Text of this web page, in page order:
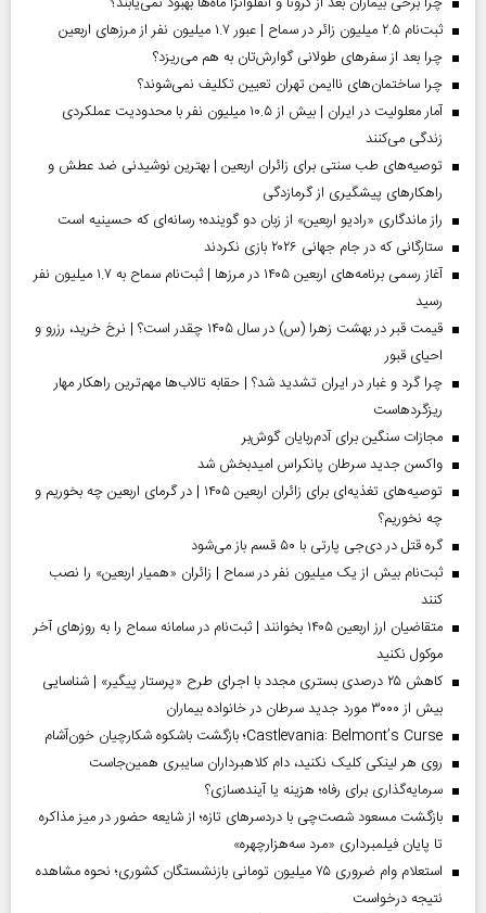
ثبت‌نام ۲.۵ میلیون زائر در سماح | عبور ۱.۷ میلیون نفر از مرز‌های اربعین
چرا بعد از سفرهای طولانی گوارش‌تان به هم می‌ریزد؟
چرا ساختمان‌های ناایمن تهران تعیین تکلیف نمی‌شوند؟
آمار معلولیت در ایران | بیش از ۱۰.۵ میلیون نفر با محدودیت عملکردی
زندگی می‌کنند
توصیه‌های طب سنتی برای زائران اربعین | بهترین نوشیدنی ضد عطش و
راهکارهای پیشگیری از گرمازدگی
راز ماندگاری «رادیو اربعین» از زبان دو گوینده؛ رسانه‌ای که حسینیه است
ستارگانی که در جام جهانی ۲۰۲۶ بازی نکردند
آغاز رسمی برنامه‌های اربعین ۱۴۰۵ در مرز‌ها | ثبت‌نام سماح به ۱.۷ میلیون نفر
رسید
قیمت قبر در بهشت زهرا (س) در سال ۱۴۰۵ چقدر است؟ | نرخ خرید، رزرو و
احیای قبور
چرا گرد و غبار در ایران تشدید شد؟ | حقابه تالاب‌ها مهم‌ترین راهکار مهار
ریزگردهاست
مجازات سنگین برای آدم‌ربایان گوش‌بر
واکسن جدید سرطان پانکراس امیدبخش شد
توصیه‌های تغذیه‌ای برای زائران اربعین ۱۴۰۵ | در گرمای اربعین چه بخوریم و
چه نخوریم؟
گره قتل در دی‌جی پارتی با ۵۰ قسم باز می‌شود
ثبت‌نام بیش از یک میلیون نفر در سماح | زائران «همیار اربعین» را نصب
کنند
متقاضیان ارز اربعین ۱۴۰۵ بخوانند | ثبت‌نام در سامانه سماح را به روز‌های آخر
موکول نکنید
کاهش ۲۵ درصدی بستری مجدد با اجرای طرح «پرستار پیگیر» | شناسایی
بیش از ۳۰۰۰ مورد جدید سرطان در خانواده بیماران
Castlevania: Belmont’s Curse؛ بازگشت باشکوه شکارچیان خون‌آشام
روی هر لینکی کلیک نکنید، دام کلاهبرداران سایبری همین‌جاست
سرمایه‌گذاری برای رفاه؛ هزینه یا آینده‌سازی؟
بازگشت مسعود شصت‌چی با دردسر‌های تازه؛ از شایعه حضور در میز مذاکره
تا پایان فیلمبرداری «مرد سه‌هزارچهره»
استعلام وام ضروری ۷۵ میلیون تومانی بازنشستگان کشوری؛ نحوه مشاهده
نتیجه درخواست